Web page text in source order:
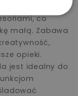
co
małą. Zabawa
opieki.
jest idealny do